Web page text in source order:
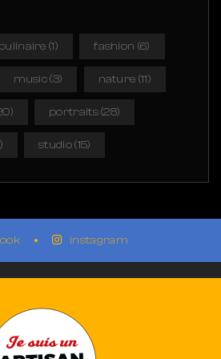
culinaire (1) fashion (6)
music(3) nature (11)
portraits(28)
studio(15)
instagram